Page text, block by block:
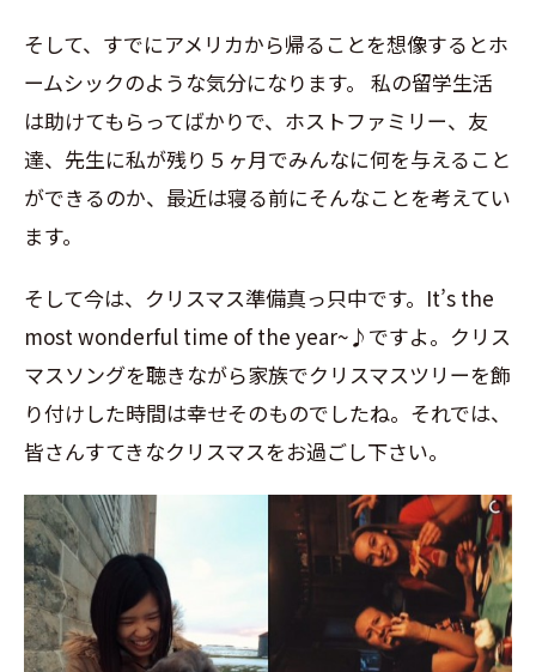
そして、すでにアメリカから帰ることを想像するとホ
ームシックのような気分になります。 私の留学生活
は助けてもらってばかりで、ホストファミリー、友
達、先生に私が残り５ヶ月でみんなに何を与えること
ができるのか、最近は寝る前にそんなことを考えてい
ます。
そして今は、クリスマス準備真っ只中です。It’s the
most wonderful time of the year~♪ですよ。クリス
マスソングを聴きながら家族でクリスマスツリーを飾
り付けした時間は幸せそのものでしたね。それでは、
皆さんすてきなクリスマスをお過ごし下さい。